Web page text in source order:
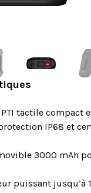
PTI tactile compact
IP68 et
3000 mAh
puissant jusqu’à